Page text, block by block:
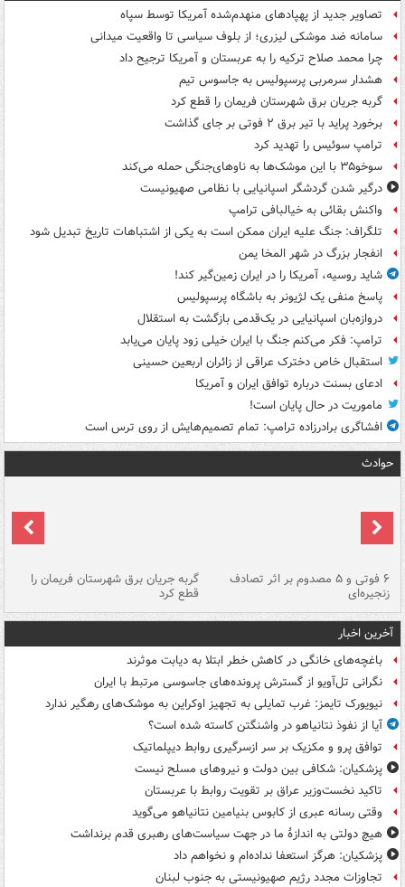
تصاویر جدید از پهپادهای منهدم‌شده آمریکا توسط سپاه
سامانه ضد موشکی لیزری؛ از بلوف سیاسی تا واقعیت میدانی
چرا محمد صلاح ترکیه را به عربستان و آمریکا ترجیح داد
هشدار سرمربی پرسپولیس به جاسوس تیم
گربه جریان برق شهرستان فریمان را قطع کرد
برخورد پراید با تیر برق ۲ فوتی بر جای گذاشت
ترامپ سوئیس را تهدید کرد
سوخو۳۵ با این موشک‌ها به ناوهای‌جنگی حمله می‌کند
درگیر شدن گردشگر اسپانیایی با نظامی صهیونیست
واکنش بقائی به خیالبافی ترامپ
تلگراف: جنگ علیه ایران ممکن است به یکی از اشتباهات تاریخ تبدیل شود
انفجار بزرگ در شهر المخا یمن
شاید روسیه، آمریکا را در ایران زمین‌گیر کند!
پاسخ منفی یک لژیونر به باشگاه پرسپولیس
دروازه‌بان اسپانیایی در یک‌قدمی بازگشت به استقلال
ترامپ: فکر می‌کنم جنگ با ایران خیلی زود پایان می‌یابد
استقبال خاص دخترک عراقی از زائران اربعین حسینی
ادعای بسنت درباره توافق ایران و آمریکا
ماموریت در حال پایان است!
افشاگری برادرزاده ترامپ: تمام تصمیم‌هایش از روی ترس است
حوادث
۶ فوتی و ۵ مصدوم بر اثر تصادف
زنجیره‌ای
گربه جریان برق شهرستان فریمان را
قطع کرد
آخرین اخبار
باغچه‌های خانگی در کاهش خطر ابتلا به دیابت موثرند
نگرانی تل‌آویو از گسترش پرونده‌های جاسوسی مرتبط با ایران
نیویورک تایمز: غرب تمایلی به تجهیز اوکراین به موشک‌های رهگیر ندارد
آیا از نفوذ نتانیاهو در واشنگتن کاسته شده است؟
توافق پرو و مکزیک بر سر ازسرگیری روابط دیپلماتیک
پزشکیان: شکافی بین دولت و نیروهای مسلح نیست
تاکید نخست‌وزیر عراق بر تقویت روابط با عربستان
وقتی رسانه عبری از کابوس بنیامین نتانیاهو می‌گوید
هیچ دولتی به اندازۀ ما در جهت سیاست‌های رهبری قدم برنداشت
پزشکیان: هرگز استعفا نداده‌ام و نخواهم داد
تجاوزات مجدد رژیم صهیونیستی به جنوب لبنان